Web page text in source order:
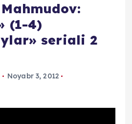
(1-4)
seriali 2
Noyabr 3, 2012